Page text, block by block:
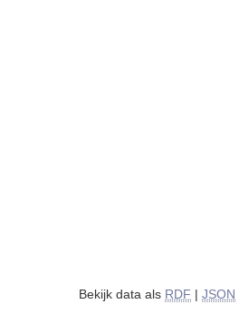
Bekijk data als RDF | JSON